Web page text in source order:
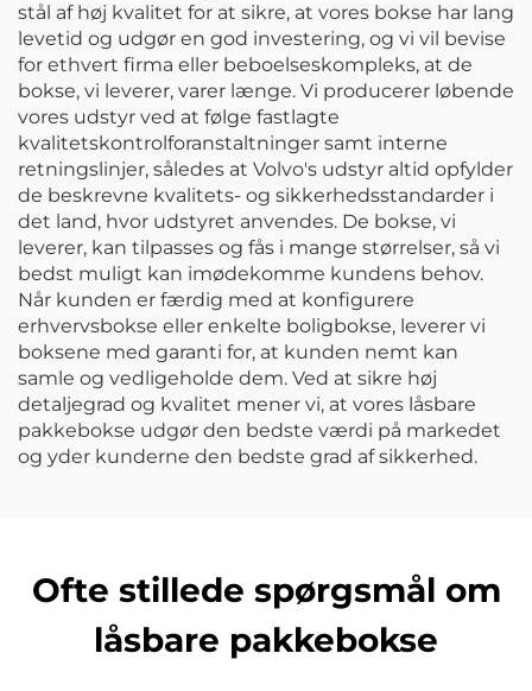
stål af høj kvalitet for at sikre, at vores bokse har lang
levetid og udgør en god investering, og vi vil bevise
for ethvert firma eller beboelseskompleks, at de
bokse, vi leverer, varer længe. Vi producerer løbende
vores udstyr ved at følge fastlagte
kvalitetskontrolforanstaltninger samt interne
retningslinjer, således at Volvo's udstyr altid opfylder
de beskrevne kvalitets- og sikkerhedsstandarder i
det land, hvor udstyret anvendes. De bokse, vi
leverer, kan tilpasses og fås i mange størrelser, så vi
bedst muligt kan imødekomme kundens behov.
Når kunden er færdig med at konfigurere
erhvervsbokse eller enkelte boligbokse, leverer vi
boksene med garanti for, at kunden nemt kan
samle og vedligeholde dem. Ved at sikre høj
detaljegrad og kvalitet mener vi, at vores låsbare
pakkebokse udgør den bedste værdi på markedet
og yder kunderne den bedste grad af sikkerhed.
Ofte stillede spørgsmål om
låsbare pakkebokse